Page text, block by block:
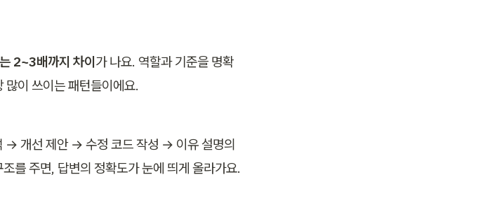
2~3배까지 차이가 나요. 역할과 기준을 명확
많이 쓰이는 패턴들이에요.
→ 개선 제안 → 수정 코드 작성 → 이유 설명의
를 주면, 답변의 정확도가 눈에 띄게 올라가요.